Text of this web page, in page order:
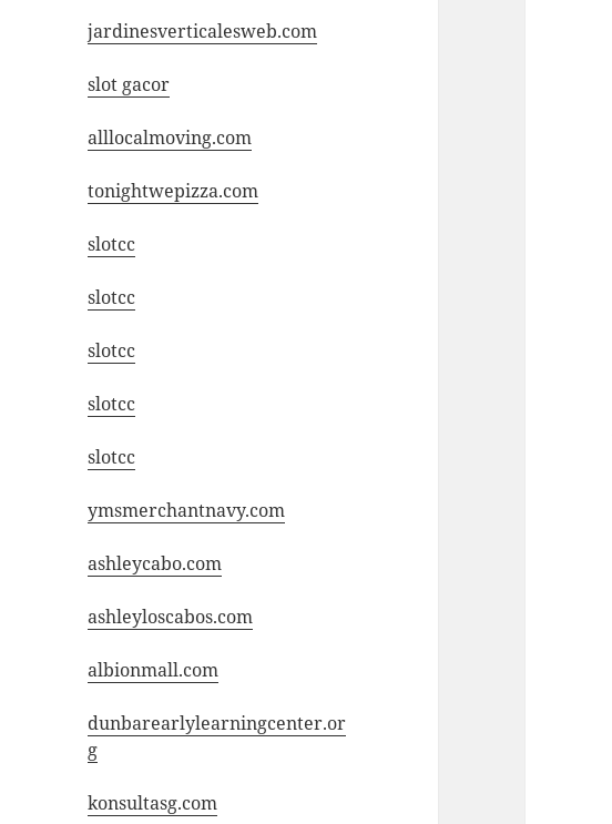
jardinesverticalesweb.com
slot gacor
alllocalmoving.com
tonightwepizza.com
slotcc
slotcc
slotcc
slotcc
slotcc
ymsmerchantnavy.com
ashleycabo.com
ashleyloscabos.com
albionmall.com
dunbarearlylearningcenter.or
g
konsultasg.com